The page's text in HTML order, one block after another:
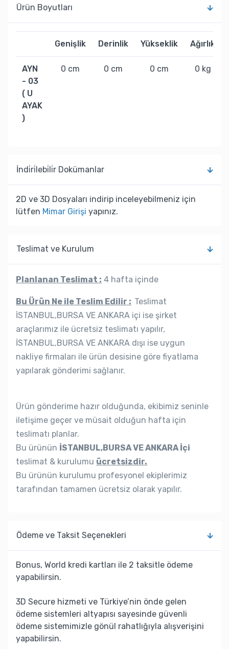
Ürün Boyutları
Genişlik Derinlik Yükseklik Ağırlık
AYN
- 03
( U
AYAK
)
0 cm 0 cm 0 cm 0 kg
İndi̇ri̇lebi̇li̇r Dokümanlar
2D ve 3D Dosyaları indirip inceleyebilmeniz için
lütfen Mimar Girişi yapınız.
Teslimat ve Kurulum
Planlanan Teslimat : 4 hafta içinde
Bu Ürün Ne ile Teslim Edilir : Teslimat
İSTANBUL,BURSA VE ANKARA içi ise şirket
araçlarımız ile ücretsiz teslimatı yapılır,
İSTANBUL,BURSA VE ANKARA dışı ise uygun
nakliye firmaları ile ürün desisine göre fiyatlama
yapılarak gönderimi sağlanır.
Ürün gönderime hazır olduğunda, ekibimiz seninle
iletişime geçer ve müsait olduğun hafta için
teslimatı planlar.
Bu ürünün İSTANBUL,BURSA VE ANKARA İçi
teslimat & kurulumu ücretsizdir.
Bu ürünün kurulumu profesyonel ekiplerimiz
tarafından tamamen ücretsiz olarak yapılır.
Ödeme ve Taksit Seçenekleri
Bonus, World kredi kartları ile 2 taksitle ödeme
yapabilirsin.
3D Secure hizmeti ve Türkiye’nin önde gelen
ödeme sistemleri altyapısı sayesinde güvenli
ödeme sistemimizle gönül rahatlığıyla alışverişini
yapabilirsin.